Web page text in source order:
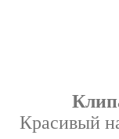
Красивый